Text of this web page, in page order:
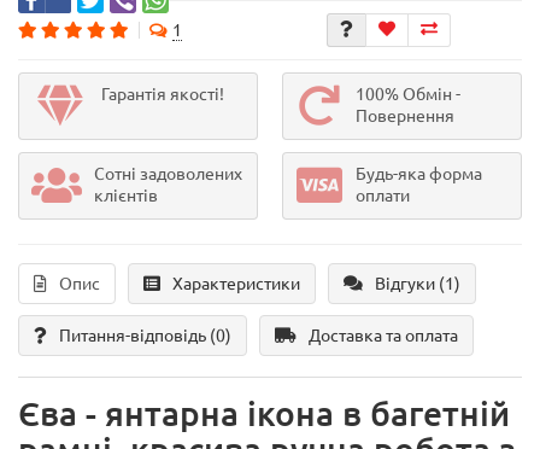
1
Гарантія якості!
100% Обмін -
Повернення
Сотні задоволених
клієнтів
Будь-яка форма
оплати
Опис Характеристики Відгуки (1)
Питання-відповідь (0) Доставка та оплата
Єва - янтарна ікона в багетній